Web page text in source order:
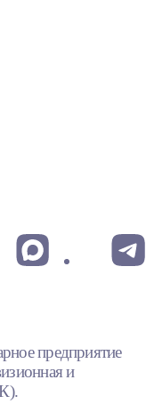
предприятие
и